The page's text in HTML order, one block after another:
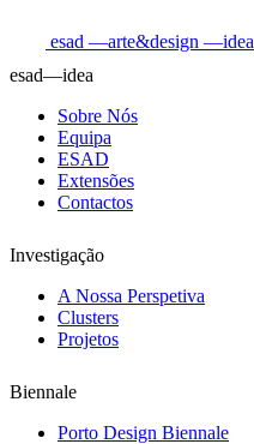
esad —arte&design —idea
esad—idea
Sobre Nós
Equipa
ESAD
Extensões
Contactos
Investigação
A Nossa Perspetiva
Clusters
Projetos
Biennale
Porto Design Biennale